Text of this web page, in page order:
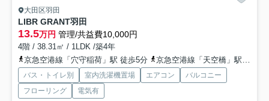
大田区羽田
LIBR GRANT羽田
13.5万円 管理/共益費10,000円
4階 / 38.31㎡ / 1LDK /築4年
京急空港線「穴守稲荷」駅 徒歩5分
京急空港線「天空橋」駅 徒歩11分
バス・トイレ別 室内洗濯機置場 エアコン
バルコニー
フローリング
電気有